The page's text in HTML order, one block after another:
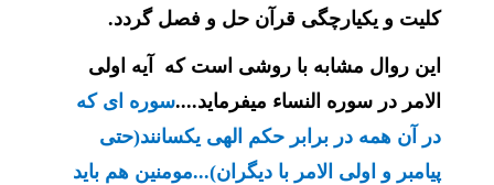
کلیت و یکیارچگی قرآن حل و فصل گردد.
این روال مشابه با روشی است که آیه اولی
الامر در سوره النساء میفرماید....سوره ای که
در آن همه در برابر حکم الهی یکسانند(حتی
پیامبر و اولی الامر با دیگران)...مومنین هم باید